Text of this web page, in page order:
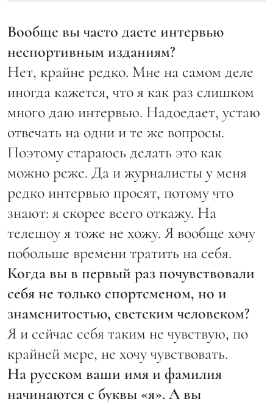
Вообще вы часто даете интервью
неспортивным изданиям?
Нет, крайне редко. Мне на самом деле
иногда кажется, что я как раз слишком
много даю интервью. Надоедает, устаю
отвечать на одни и те же вопросы.
Поэтому стараюсь делать это как
можно реже. Да и журналисты у меня
редко интервью просят, потому что
знают: я скорее всего откажу. На
телешоу я тоже не хожу. Я вообще хочу
побольше времени тратить на себя.
Когда вы в первый раз почувствовали
себя не только спортсменом, но и
знаменитостью, светским человеком?
Я и сейчас себя таким не чувствую, по
крайней мере, не хочу чувствовать.
На русском ваши имя и фамилия
начинаются с буквы «я». А вы